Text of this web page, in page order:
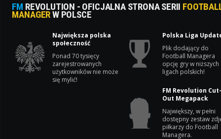
FM REVOLUTION - OFICJALNA STRONA SERII
MANAGERW POLSCE
Największa polska
społeczność
Ponad 70 tysięcy
zarejestrowanych
użytkowników nie może
się mylić!
Polska Liga
Plik dodający do
Football Managera
opcję gry w niższych
ligach polskich!
FM Revolution
Out Megapack
Największy, w pełni
dostępny zestaw
piłkarzy do Football
Managera.